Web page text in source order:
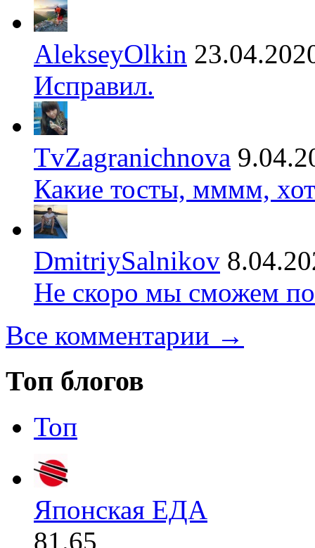
AlekseyOlkin
Исправил.
TvZagranichnova
Какие тосты, мммм,
DmitriySalnikov
Не скоро мы сможем
Все комментарии →
Топ блогов
Топ
Японская ЕДА
81.65